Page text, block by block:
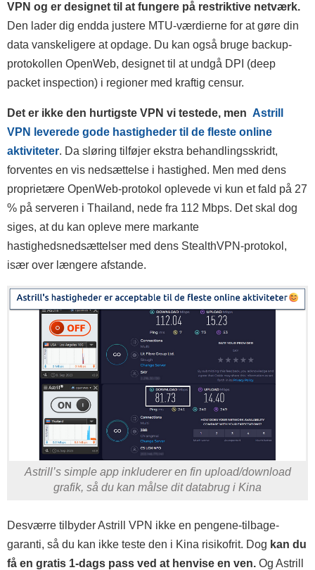
VPN og er designet til at fungere på restriktive netværk.
Den lader dig endda justere MTU-værdierne for at gøre din
data vanskeligere at opdage. Du kan også bruge backup-
protokollen OpenWeb, designet til at undgå DPI (deep
packet inspection) i regioner med kraftig censur.
Det er ikke den hurtigste VPN vi testede, men Astrill
VPN leverede gode hastigheder til de fleste online
aktiviteter. Da sløring tilføjer ekstra behandlingsskridt,
forventes en vis nedsættelse i hastighed. Men med dens
proprietære OpenWeb-protokol oplevede vi kun et fald på 27
% på serveren i Thailand, nede fra 112 Mbps. Det skal dog
siges, at du kan opleve mere markante
hastighedsnedsættelser med dens StealthVPN-protokol,
især over længere afstande.
Astrill’s simple app inkluderer en fin upload/download
grafik, så du kan målse dit databrug i Kina
Desværre tilbyder Astrill VPN ikke en pengene-tilbage-
garanti, så du kan ikke teste den i Kina risikofrit. Dog kan du
få en gratis 1-dags pass ved at henvise en ven. Og Astrill